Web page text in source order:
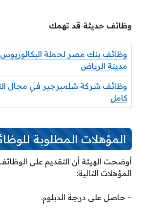
وظائف حديثة قد تهمك
وظائف بنك مصر لحملة
مدينة الرياض
وظائف شركة شلمبرجير في مجال
كامل
المؤهلات المطلوبة
أوضحت الهيئة أن التقديم على
المؤهلات التالية:
– حاصل على درجة الدبلوم.